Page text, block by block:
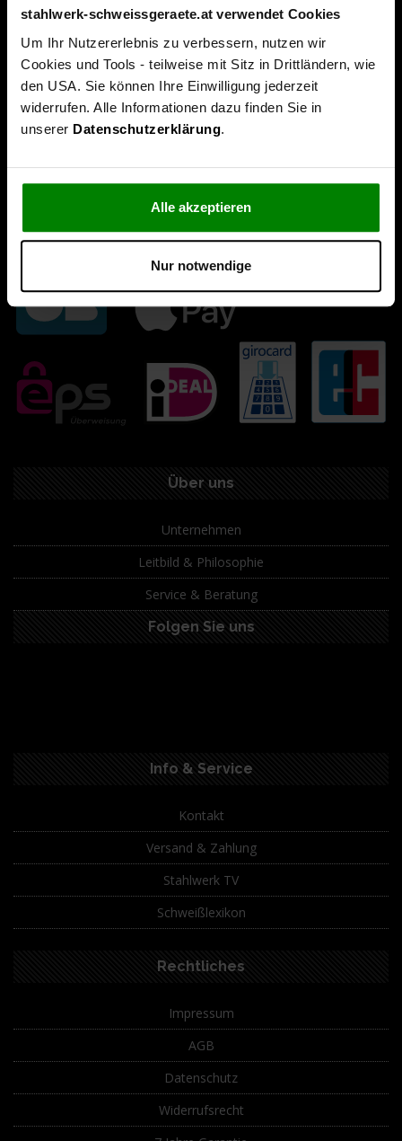
stahlwerk-schweissgeraete.at verwendet Cookies
Um Ihr Nutzererlebnis zu verbessern, nutzen wir
Cookies und Tools - teilweise mit Sitz in Drittländern, wie
den USA. Sie können Ihre Einwilligung jederzeit
widerrufen. Alle Informationen dazu finden Sie in
unserer Datenschutzerklärung.
Alle akzeptieren
Nur notwendige
Über uns
Unternehmen
Leitbild & Philosophie
Service & Beratung
Folgen Sie uns
Info & Service
Kontakt
Versand & Zahlung
Stahlwerk TV
Schweißlexikon
Rechtliches
Impressum
AGB
Datenschutz
Widerrufsrecht